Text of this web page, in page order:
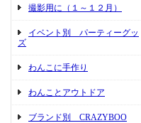
撮影用に（１～１２月）
イベント別 パーティーグッ
ズ
わんこに手作り
わんことアウトドア
ブランド別 CRAZYBOO